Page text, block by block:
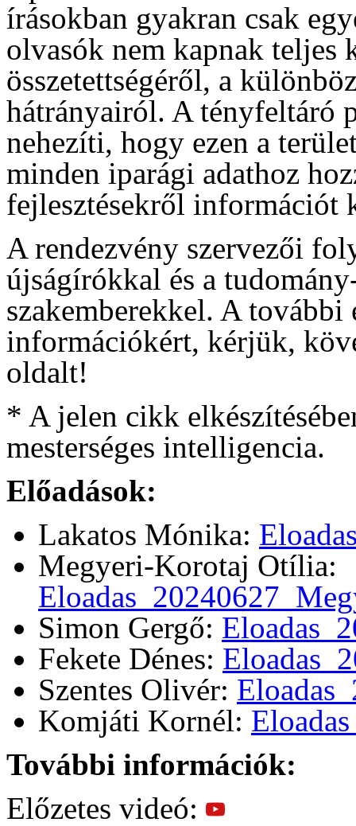
írásokban gyakran csak
olvasók nem kapnak teljes
összetettségéről, a
hátrányairól. A tényfeltáró
nehezíti, hogy ezen a
minden iparági adathoz
fejlesztésekről információt
A rendezvény szervezői
újságírókkal és a
szakemberekkel. A további
információkért, kérjük,
oldalt!
* A jelen cikk
mesterséges intelligencia.
Előadások:
Lakatos Mónika:
Megyeri-Korotaj Otília:
Simon Gergő:
Fekete Dénes:
Szentes Olivér:
Komjáti Kornél:
További információk:
Előzetes videó: